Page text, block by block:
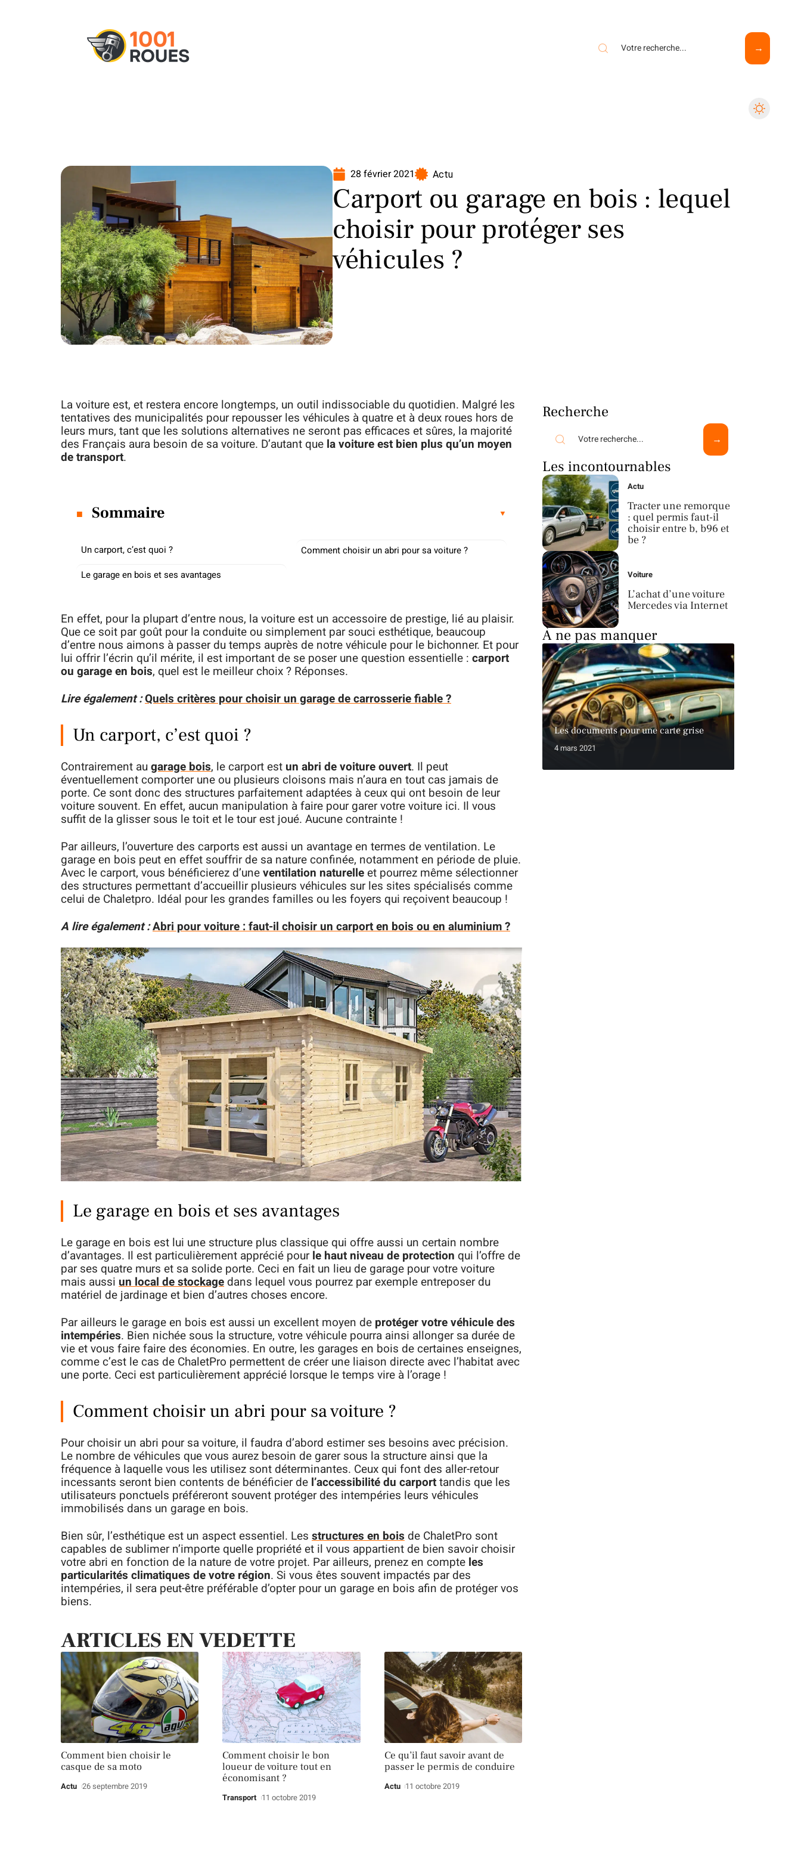
28 février 2021 Actu
Carport ou garage en bois : lequel
choisir pour protéger ses
véhicules ?
La voiture est, et restera encore longtemps, un outil indissociable du quotidien. Malgré les
tentatives des municipalités pour repousser les véhicules à quatre et à deux roues hors de
leurs murs, tant que les solutions alternatives ne seront pas efficaces et sûres, la majorité
des Français aura besoin de sa voiture. D’autant que la voiture est bien plus qu’un moyen
de transport.
Sommaire
Un carport, c’est quoi ?
Le garage en bois et ses avantages
Comment choisir un abri pour sa voiture ?
En effet, pour la plupart d’entre nous, la voiture est un accessoire de prestige, lié au plaisir.
Que ce soit par goût pour la conduite ou simplement par souci esthétique, beaucoup
d’entre nous aimons à passer du temps auprès de notre véhicule pour le bichonner. Et pour
lui offrir l’écrin qu’il mérite, il est important de se poser une question essentielle : carport
ou garage en bois, quel est le meilleur choix ? Réponses.
Lire également :Quels critères pour choisir un garage de carrosserie fiable ?
Un carport, c’est quoi ?
Contrairement augarage bois, le carport est un abri de voiture ouvert. Il peut
éventuellement comporter une ou plusieurs cloisons mais n’aura en tout cas jamais de
porte. Ce sont donc des structures parfaitement adaptées à ceux qui ont besoin de leur
voiture souvent. En effet, aucun manipulation à faire pour garer votre voiture ici. Il vous
suffit de la glisser sous le toit et le tour est joué. Aucune contrainte !
Par ailleurs, l’ouverture des carports est aussi un avantage en termes de ventilation. Le
garage en bois peut en effet souffrir de sa nature confinée, notamment en période de pluie.
Avec le carport, vous bénéficierez d’uneventilation naturelleet pourrez même sélectionner
des structures permettant d’accueillir plusieurs véhicules sur les sites spécialisés comme
celui de Chaletpro. Idéal pour les grandes familles ou les foyers qui reçoivent beaucoup !
A lire également :Abri pour voiture : faut-il choisir un carport en bois ou en aluminium ?
Le garage en bois et ses avantages
Le garage en bois est lui une structure plus classique qui offre aussi un certain nombre
d’avantages. Il est particulièrement apprécié pourle haut niveau de protection qui l’offre de
par ses quatre murs et sa solide porte. Ceci en fait un lieu de garage pour votre voiture
mais aussi un local de stockage dans lequel vous pourrez par exemple entreposer du
matériel de jardinage et bien d’autres choses encore.
Par ailleurs le garage en bois est aussi un excellent moyen de protéger votre véhicule des
intempéries. Bien nichée sous la structure, votre véhicule pourra ainsi allonger sa durée de
vie et vous faire faire des économies. En outre, les garages en bois de certaines enseignes,
comme c’est le cas de ChaletPro permettent de créer une liaison directe avec l’habitat avec
une porte. Ceci est particulièrement apprécié lorsque le temps vire à l’orage !
Comment choisir un abri pour sa voiture ?
Pour choisir un abri pour sa voiture, il faudra d’abord estimer ses besoins avec précision.
Le nombre de véhicules que vous aurez besoin de garer sous la structure ainsi que la
fréquence à laquelle vous les utilisez sont déterminantes. Ceux qui font des aller-retour
incessants seront bien contents de bénéficier de l’accessibilité du carporttandis que les
utilisateurs ponctuels préféreront souvent protéger des intempéries leurs véhicules
immobilisés dans un garage en bois.
Bien sûr, l’esthétique est un aspect essentiel. Les structures en bois de ChaletPro sont
capables de sublimer n’importe quelle propriété et il vous appartient de bien savoir choisir
votre abri en fonction de la nature de votre projet. Par ailleurs, prenez en compte les
particularités climatiques de votre région. Si vous êtes souvent impactés par des
intempéries, il sera peut-être préférable d’opter pour un garage en bois afin de protéger vos
biens.
ARTICLES EN VEDETTE
Comment bien choisir le
casque de sa moto
Actu 26 septembre 2019
Comment choisir le bon
loueur de voiture tout en
économisant ?
Transport 11 octobre 2019
Ce qu’il faut savoir avant de
passer le permis de conduire
Actu 11 octobre 2019
Recherche
Les incontournables
Actu
Tracter une remorque
: quel permis faut-il
choisir entre b, b96 et
be ?
Voiture
L’achat d’une voiture
Mercedes via Internet
À ne pas manquer
Les documents pour une carte grise
4 mars 2021